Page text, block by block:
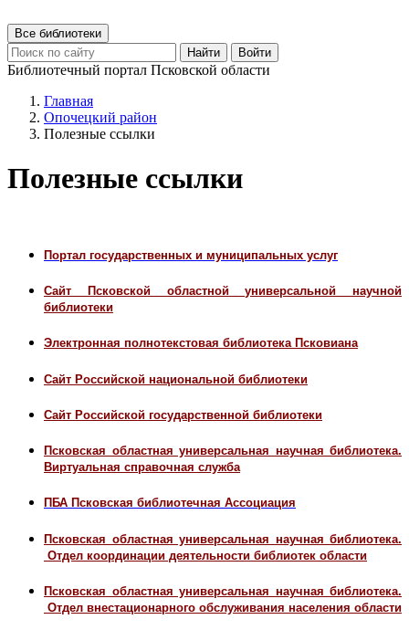
Все библиотеки
Найти
Войти
Библиотечный портал Псковской области
Главная
Опочецкий район
Полезные ссылки
Полезные ссылки
Портал государственных и муниципальных услуг
Сайт Псковской областной универсальной научной
библиотеки
Электронная полнотекстовая библиотека Псковиана
Сайт Российской национальной библиотеки
Сайт Рос­сий­ской го­су­дар­ствен­ной биб­лио­те­ки
Псковская областная универсальная научная библиотека.
Виртуальная справочная служба
ПБА Псковская библиотечная Ассоциация
Псковская областная универсальная научная библиотека.
Отдел координации деятельности библиотек области
Псковская областная универсальная научная библиотека.
Отдел внестационарного обслуживания населения области